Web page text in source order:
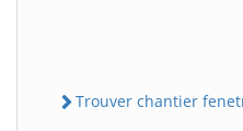
Trouver chantier